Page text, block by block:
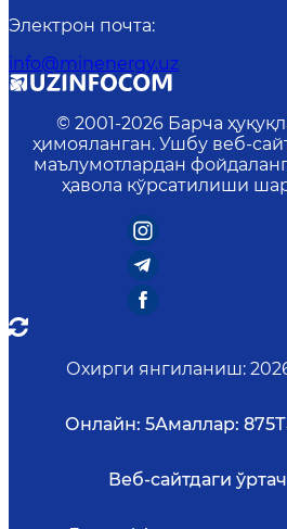
Электрон почта:
info@minenergy.uz
© 2001-2026 Барча
ҳимояланган. Ушбу веб-
маълумотлардан
ҳавола кўрсатилиши
Охирги янгиланиш:
Онлайн: 5Амаллар: 875
Веб-сайтдаги